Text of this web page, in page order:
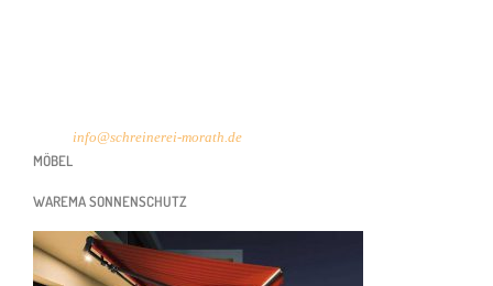
info@schreinerei-morath.de
MÖBEL
WAREMA SONNENSCHUTZ